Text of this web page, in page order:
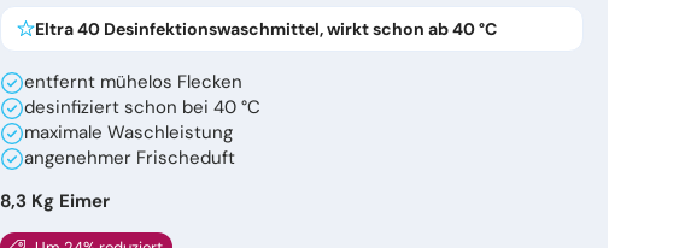
Eltra 40 Desinfektionswaschmittel, wirkt schon ab 40 °C
entfernt mühelos Flecken
desinfiziert schon bei 40 °C
maximale Waschleistung
angenehmer Frischeduft
8,3 Kg Eimer